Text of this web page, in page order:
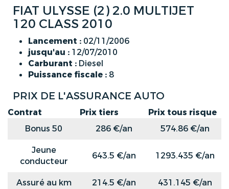
FIAT ULYSSE (2) 2.0 MULTIJET
120 CLASS 2010
Lancement : 02/11/2006
jusqu'au : 12/07/2010
Carburant : Diesel
Puissance fiscale : 8
PRIX DE L'ASSURANCE AUTO
Contrat Prix tiers
Prix tous risque
Bonus 50
286 €/an
574.86 €/an
Jeune
conducteur
643.5 €/an 1293.435 €/an
Assuré au km 214.5 €/an 431.145 €/an